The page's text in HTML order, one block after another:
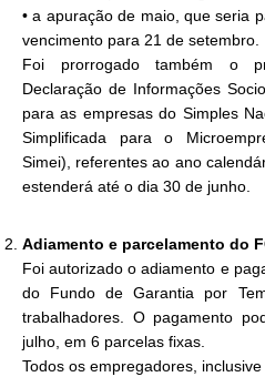
• a apuração de maio, que seria
vencimento para 21 de setembro.
Foi prorrogado também o
Declaração de Informações
para as empresas do Simples
Simplificada para o
Simei), referentes ao ano
estenderá até o dia 30 de junho.
Adiamento e parcelamento do
Foi autorizado o adiamento e
do Fundo de Garantia por
trabalhadores. O pagamento
julho, em 6 parcelas fixas.
Todos os empregadores,